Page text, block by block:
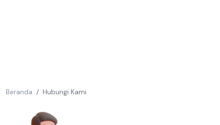
Beranda Hubungi Kami